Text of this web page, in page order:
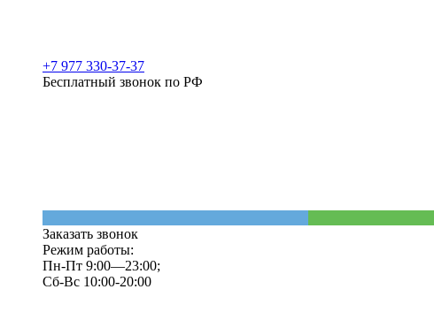
+7 977 330-37-37
Бесплатный звонок по РФ
Заказать звонок
Режим работы:
Пн-Пт 9:00—23:00;
Сб-Вс 10:00-20:00